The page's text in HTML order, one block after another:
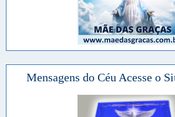
Mensagens do Céu Acesse o